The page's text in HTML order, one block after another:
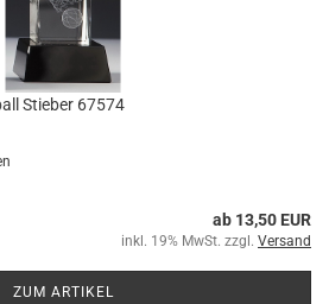
Stieber 67574
ab 13,50 EUR
inkl. 19% MwSt. zzgl. Versand
ZUM ARTIKEL